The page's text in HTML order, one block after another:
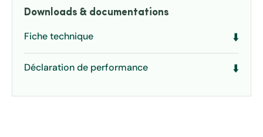
Downloads & documentations
Fiche technique ⬇️
Déclaration de performance ⬇️